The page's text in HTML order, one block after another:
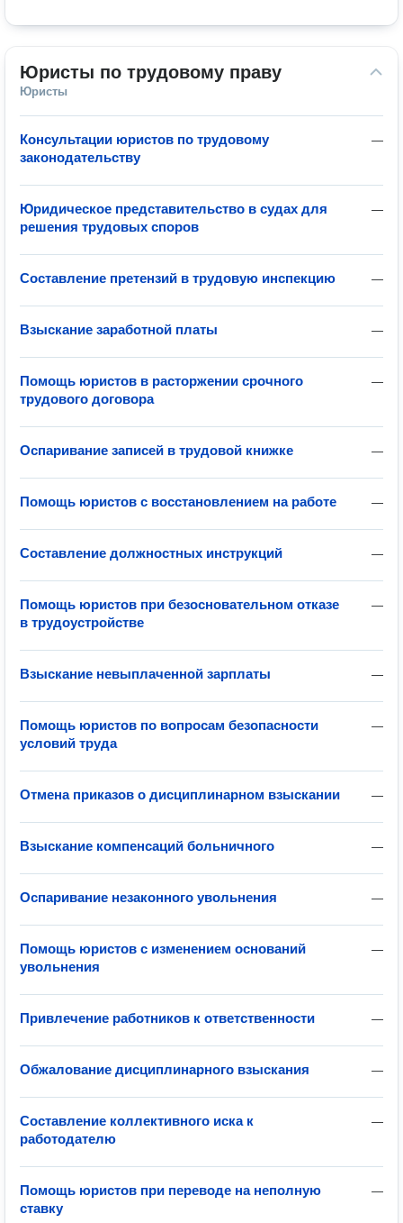
Юристы по трудовому праву
Юристы
—
Консультации юристов по трудовому
законодательству
—
Юридическое представительство в судах для
решения трудовых споров
—
Составление претензий в трудовую инспекцию
—
Взыскание заработной платы
—
Помощь юристов в расторжении срочного
трудового договора
—
Оспаривание записей в трудовой книжке
—
Помощь юристов с восстановлением на работе
—
Составление должностных инструкций
—
Помощь юристов при безосновательном отказе
в трудоустройстве
—
Взыскание невыплаченной зарплаты
—
Помощь юристов по вопросам безопасности
условий труда
—
Отмена приказов о дисциплинарном взыскании
—
Взыскание компенсаций больничного
—
Оспаривание незаконного увольнения
—
Помощь юристов с изменением оснований
увольнения
—
Привлечение работников к ответственности
—
Обжалование дисциплинарного взыскания
—
Составление коллективного иска к
работодателю
—
Помощь юристов при переводе на неполную
ставку